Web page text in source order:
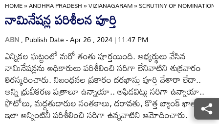
HOME»ANDHRA PRADESH»VIZIANAGARAM»SCRUTINY OF
నామినేషన్ల పరిశీలన పూర్తి
ABN, Publish Date - Apr 26 , 2024 | 11:47 PM
ఎన్నికల ఘట్టంలో మరో తంతు పూర్తయింది. అభ్యర్థులు వేసిన
నామినేషన్లను అధికారులు పరిశీలించి సరిగా లేనివాటిని శుక్రవారం
తిరస్కరించారు. నిబంధనల ప్రకారం దరఖాస్తు పూర్తి చేశారా లేదా..
అన్ని ధ్రువీకరణ పత్రాలూ ఉన్నాయా.. అఫిడవిట్లు సరిగా ఉన్నాయా..
ఫొటోలు, మద్దతుదారుల సంతకాలు, దరావతు, కొత్త బ్యాంక్‌ ఖాతా
ఇలా అన్నింటినీ పరిశీలించి సరిగా ఉన్నవాటిని ఆమోదించారు.